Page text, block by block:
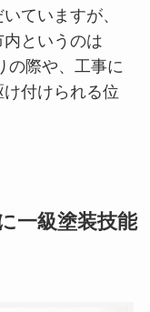
ていますが、
というのは
の際や、工事に
付けられる位
一級塗装技能